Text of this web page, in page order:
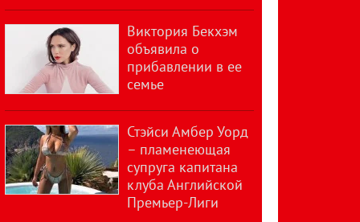
Виктория Бекхэм
объявила о
прибавлении в ее
семье
Стэйси Амбер Уорд
– пламенеющая
супруга капитана
клуба Английской
Премьер-Лиги